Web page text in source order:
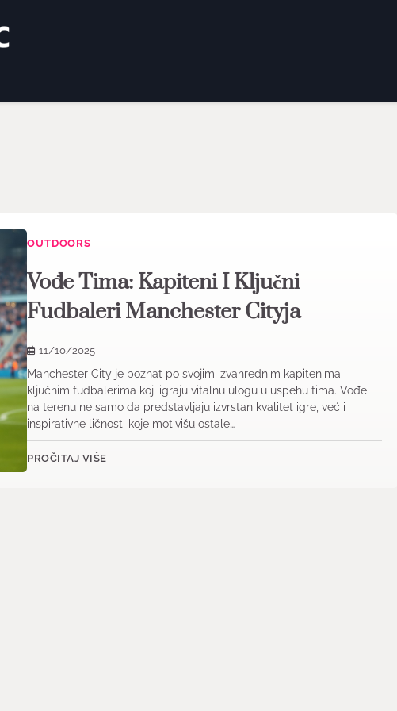
OUTDOORS
Vođe Tima: Kapiteni I Ključni
Fudbaleri Manchester Cityja
11/10/2025
Manchester City je poznat po svojim izvanrednim kapitenima i
ključnim fudbalerima koji igraju vitalnu ulogu u uspehu tima. Vođe
na terenu ne samo da predstavljaju izvrstan kvalitet igre, već i
inspirativne ličnosti koje motivišu ostale…
PROČITAJ VIŠE